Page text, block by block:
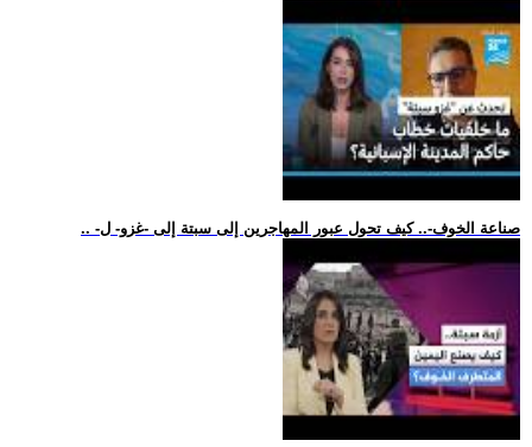
.. -صناعة الخوف-.. كيف تحول عبور المهاجرين إلى سبتة إلى -غزو- ل